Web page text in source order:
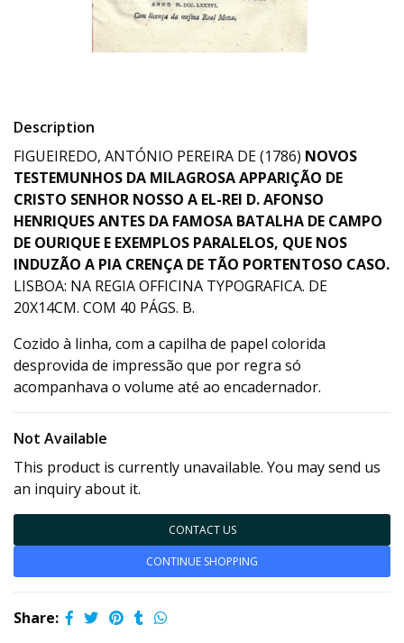
Description
FIGUEIREDO, ANTÓNIO PEREIRA DE (1786) NOVOS
TESTEMUNHOS DA MILAGROSA APPARIÇÃO DE
CRISTO SENHOR NOSSO A EL-REI D. AFONSO
HENRIQUES ANTES DA FAMOSA BATALHA DE CAMPO
DE OURIQUE E EXEMPLOS PARALELOS, QUE NOS
INDUZÃO A PIA CRENÇA DE TÃO PORTENTOSO CASO.
LISBOA: NA REGIA OFFICINA TYPOGRAFICA. DE
20X14CM. COM 40 PÁGS. B.
Cozido à linha, com a capilha de papel colorida
desprovida de impressão que por regra só
acompanhava o volume até ao encadernador.
Not Available
This product is currently unavailable. You may send us
an inquiry about it.
CONTACT US
CONTINUE SHOPPING
Share: